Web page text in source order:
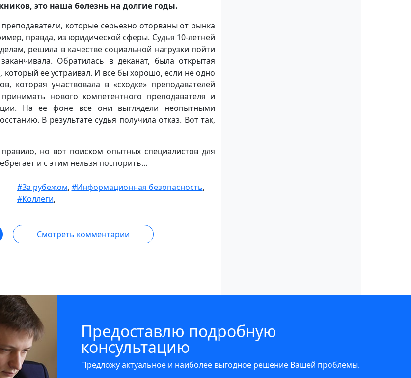
это наша болезнь на долгие годы.
которые серьезно оторваны от рынка
правда, из юридической сферы. Судья 10-летней
решила в качестве социальной нагрузки пойти
Обратилась в деканат, была открытая
ее устраивал. И все бы хорошо, если не одно
участвовала в «сходке» преподавателей
нового компетентного преподавателя и
На ее фоне все они выглядели неопытными
В результате судья получила отказ. Вот так,
но вот поиском опытных специалистов для
и с этим нельзя поспорить...
#За рубежом, #Информационная безопасность,
#Коллеги,
Смотреть комментарии
Предоставлю подробную
консультацию
Предложу актуальное и наиболее выгодное решение Вашей проблемы.